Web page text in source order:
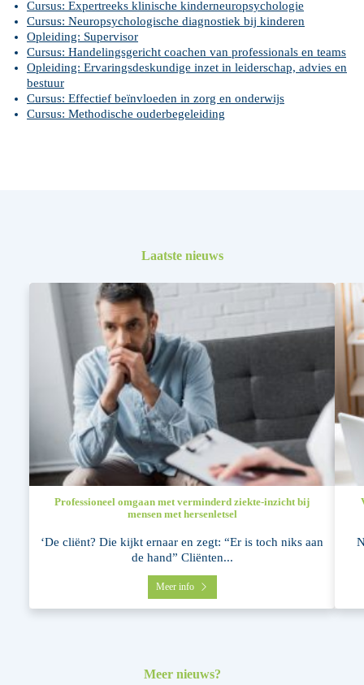
Cursus: Expertreeks klinische kinderneuropsychologie
Cursus: Neuropsychologische diagnostiek bij kinderen
Opleiding: Supervisor
Cursus: Handelingsgericht coachen van professionals en teams
Opleiding: Ervaringsdeskundige inzet in leiderschap, advies en
bestuur
Cursus: Effectief beïnvloeden in zorg en onderwijs
Cursus: Methodische ouderbegeleiding
Laatste nieuws
Professioneel omgaan met verminderd ziekte-inzicht bij
mensen met hersenletsel
‘De cliënt? Die kijkt ernaar en zegt: “Er is toch niks aan
de hand” Cliënten...
Meer info
Meer nieuws?